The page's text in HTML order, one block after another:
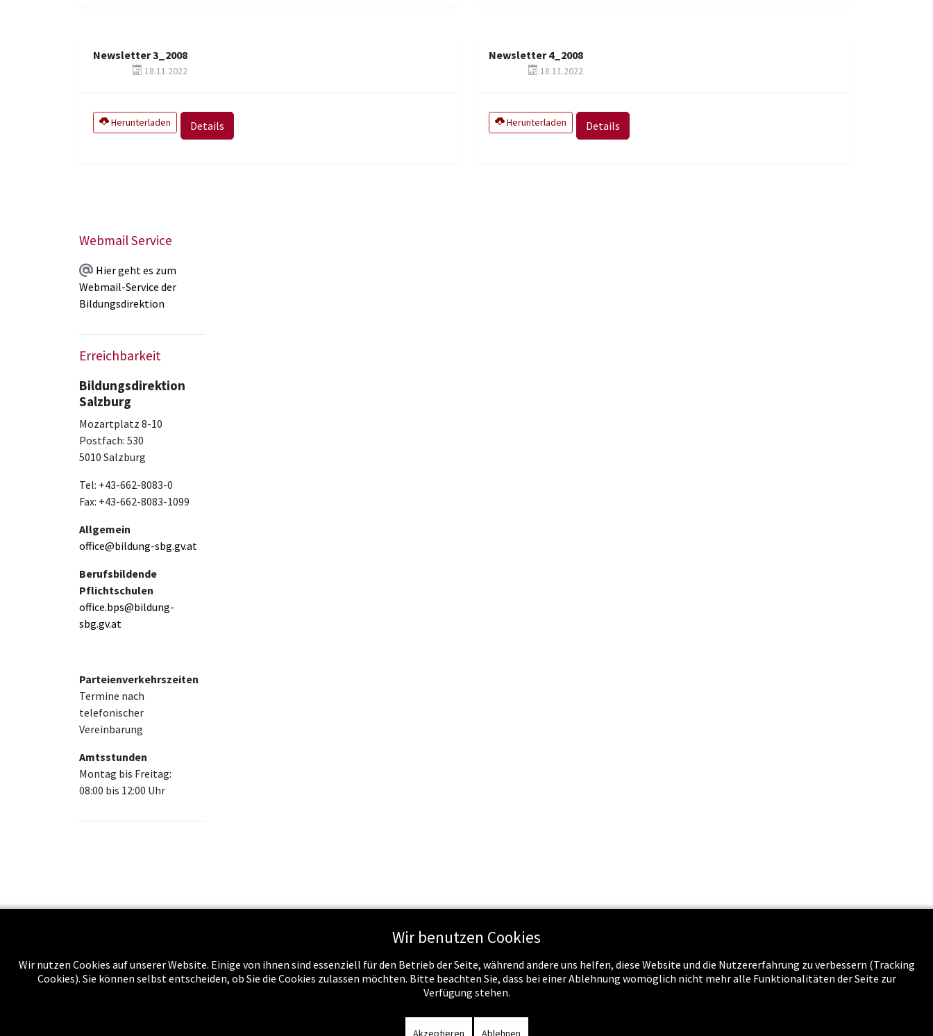
Newsletter 3_2008
18.11.2022
Herunterladen Details
Newsletter 4_2008
18.11.2022
Herunterladen Details
Webmail Service
Hier geht es zum
Webmail-Service der
Bildungsdirektion
Erreichbarkeit
Bildungsdirektion
Salzburg
Mozartplatz 8-10
Postfach: 530
5010 Salzburg
Tel: +43-662-8083-0
Fax: +43-662-8083-1099
Allgemein
office@bildung-sbg.gv.at
Berufsbildende
Pflichtschulen
office.bps@bildung-
sbg.gv.at
Parteienverkehrszeiten
Termine nach
telefonischer
Vereinbarung
Amtsstunden
Montag bis Freitag:
08:00 bis 12:00 Uhr
Über uns Schule & Recht Schule & Unterricht Service Jobs & Karriere
Wir benutzen Cookies
Wir nutzen Cookies auf unserer Website. Einige von ihnen sind essenziell für den Betrieb der Seite, während andere uns helfen, diese Website und die Nutzererfahrung zu verbessern (Tracking
Cookies). Sie können selbst entscheiden, ob Sie die Cookies zulassen möchten. Bitte beachten Sie, dass bei einer Ablehnung womöglich nicht mehr alle Funktionalitäten der Seite zur
Verfügung stehen.
Akzeptieren Ablehnen